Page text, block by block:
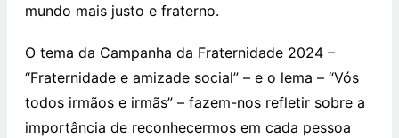
mundo mais justo e fraterno.
O tema da Campanha da Fraternidade 2024 –
“Fraternidade e amizade social” – e o lema – “Vós
todos irmãos e irmãs” – fazem-nos refletir sobre a
importância de reconhecermos em cada pessoa